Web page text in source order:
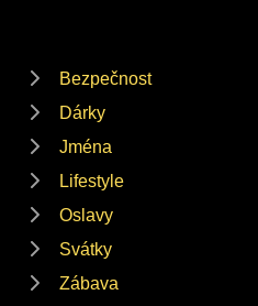
Bezpečnost
Dárky
Jména
Lifestyle
Oslavy
Svátky
Zábava